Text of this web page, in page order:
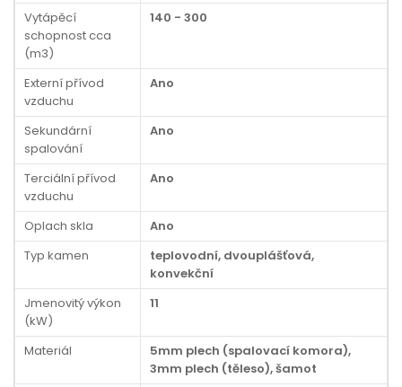
Vytápěcí
schopnost cca
(m3)
140 - 300
Externí přívod
vzduchu
Ano
Sekundární
spalování
Ano
Terciální přívod
vzduchu
Ano
Oplach skla
Ano
Typ kamen
teplovodní, dvouplášťová,
konvekční
Jmenovitý výkon
(kW)
11
Materiál
5mm plech (spalovací komora),
3mm plech (těleso), šamot